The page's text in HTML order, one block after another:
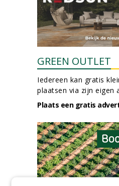
GREEN OUTLET
Iedereen kan gratis
plaatsen via zijn eigen
Plaats een gratis